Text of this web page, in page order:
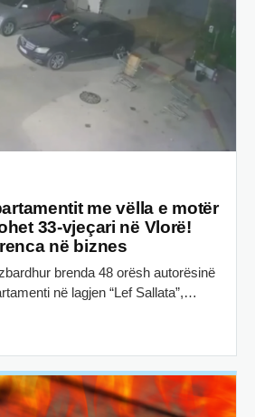
me vëlla e motër
33-vjeçari në Vlorë!
në biznes
brenda 48 orësh autorësinë
në lagjen “Lef Sallata”,…